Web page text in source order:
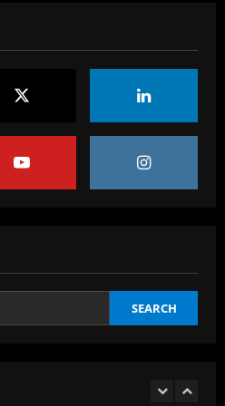
SEARCH
all of them!' – Enzo Maresca lets
doubters in surprise
2025
worth more than Neves & Nunes
2025
more headed goals than DCL
hit the jackpot on "super talent"